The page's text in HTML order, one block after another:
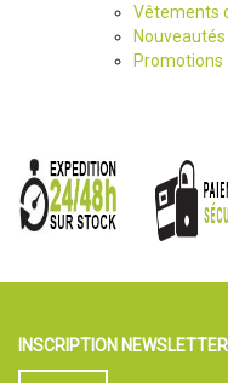
Vêtements
Nouveautés
Promotions
INSCRIPTION NEWSLETTER